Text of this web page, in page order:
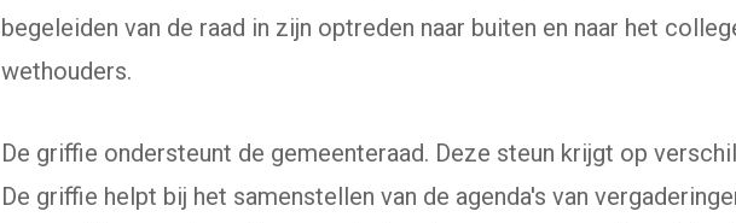
begeleiden van de raad in zijn optreden naar buiten en naar het
wethouders.
De griffie ondersteunt de gemeenteraad. Deze steun krijgt op
De griffie helpt bij het samenstellen van de agenda's van